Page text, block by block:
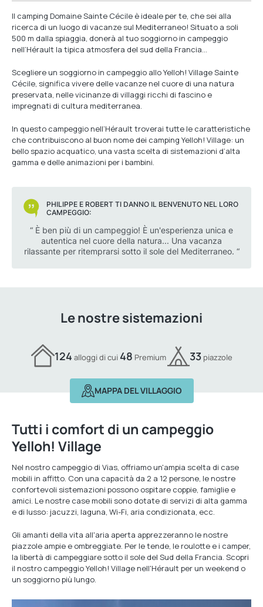
Il camping Domaine Sainte Cécile è ideale per te, che sei alla
ricerca di un luogo di vacanze sul Mediterraneo! Situato a soli
500 m dalla spiaggia, donerà al tuo soggiorno in campeggio
nell’Hérault la tipica atmosfera del sud della Francia…
Scegliere un soggiorno in campeggio allo Yelloh! Village Sainte
Cécile, significa vivere delle vacanze nel cuore di una natura
preservata, nelle vicinanze di villaggi ricchi di fascino e
impregnati di cultura mediterranea.
In questo campeggio nell’Hérault troverai tutte le caratteristiche
che contribuiscono al buon nome dei camping Yelloh! Village: un
bello spazio acquatico, una vasta scelta di sistemazioni d’alta
gamma e delle animazioni per i bambini.
PHILIPPE E ROBERT TI DANNO IL BENVENUTO NEL LORO
CAMPEGGIO:
“ È ben più di un campeggio! È un'esperienza unica e
autentica nel cuore della natura... Una vacanza
rilassante per ritemprarsi sotto il sole del Mediterraneo. “
Le nostre sistemazioni
124 alloggi di cui 48 Premium 33piazzole
MAPPA DEL VILLAGGIO
Tutti i comfort di un campeggio
Yelloh! Village
Nel nostro campeggio di Vias, offriamo un'ampia scelta di case
mobili in affitto. Con una capacità da 2 a 12 persone, le nostre
confortevoli sistemazioni possono ospitare coppie, famiglie e
amici. Le nostre case mobili sono dotate di servizi di alta gamma
e di lusso: jacuzzi, laguna, Wi-Fi, aria condizionata, ecc.
Gli amanti della vita all'aria aperta apprezzeranno le nostre
piazzole ampie e ombreggiate. Per le tende, le roulotte e i camper,
la libertà di campeggiare sotto il sole del Sud della Francia. Scopri
il nostro campeggio Yelloh! Village nell'Hérault per un weekend o
un soggiorno più lungo.